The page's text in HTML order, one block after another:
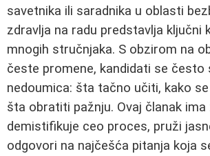
savetnika ili saradnika u oblasti
zdravlja na radu predstavlja ključni
mnogih stručnjaka. S obzirom na
česte promene, kandidati se često
nedoumica: šta tačno učiti, kako
šta obratiti pažnju. Ovaj članak ima
demistifikuje ceo proces, pruži
odgovori na najčešća pitanja koja